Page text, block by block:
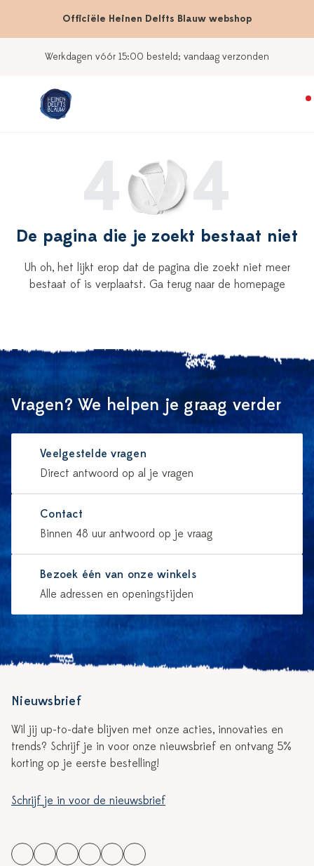
Officiële Heinen Delfts Blauw webshop
Werkdagen vóór 15:00 besteld; vandaag verzonden
De pagina die je zoekt bestaat niet
Uh oh, het lijkt erop dat de pagina die zoekt niet meer
bestaat of is verplaatst. Ga terug naar de homepage
Vragen? We helpen je graag verder
Veelgestelde vragen
Direct antwoord op al je vragen
Contact
Binnen 48 uur antwoord op je vraag
Bezoek één van onze winkels
Alle adressen en openingstijden
Nieuwsbrief
Wil jij up-to-date blijven met onze acties, innovaties en
trends? Schrijf je in voor onze nieuwsbrief en ontvang 5%
korting op je eerste bestelling!
Schrijf je in voor de nieuwsbrief